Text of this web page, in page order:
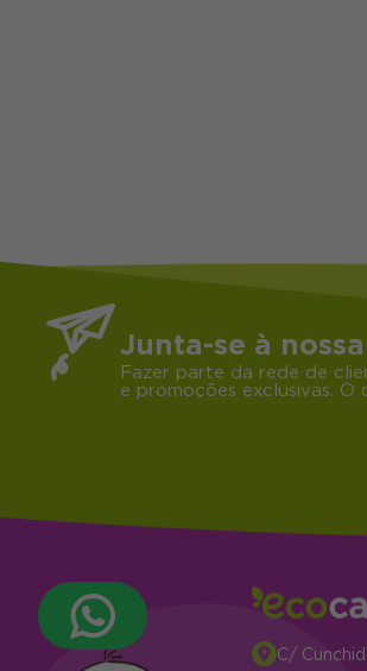
Junta-se à
Fazer parte da rede de
e promoções exclusivas. O
C/